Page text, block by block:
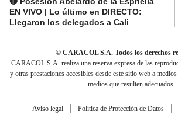
EN VIVO | Lo último en DIRECTO:
Llegaron los delegados a Cali
© CARACOL S.A. Todos los derechos
CARACOL S.A. realiza una reserva expresa de las
y otras prestaciones accesibles desde este sitio web a
medios que resulten adecuados.
Aviso legal Política de Protección de Datos